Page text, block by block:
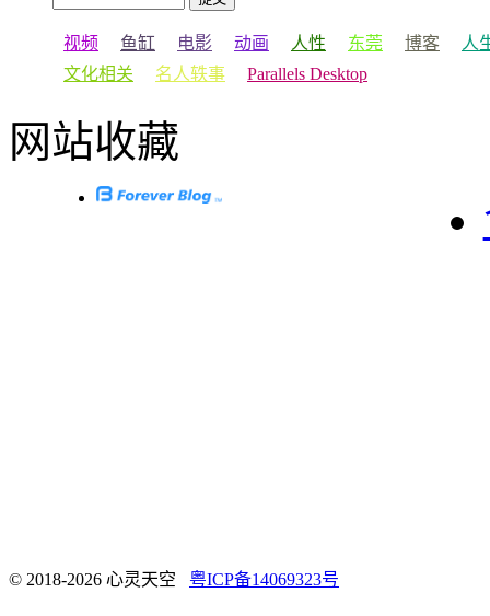
视频 鱼缸 电影 动画 人性 东莞 博客
人
文化相关
名人轶事 Parallels Desktop
网站收藏
© 2018-2026 心灵天空 粤ICP备14069323号